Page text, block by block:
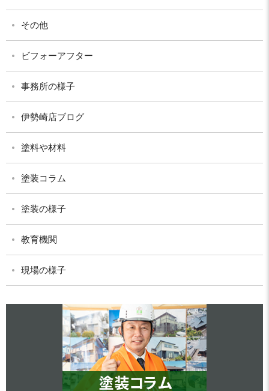
その他
ビフォーアフター
事務所の様子
伊勢崎店ブログ
塗料や材料
塗装コラム
塗装の様子
教育機関
現場の様子